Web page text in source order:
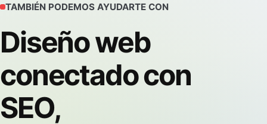
TAMBIÉN PODEMOS AYUDARTE CON
Diseño web
conectado con
SEO,